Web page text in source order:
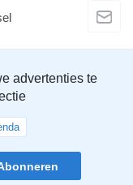
advertenties te